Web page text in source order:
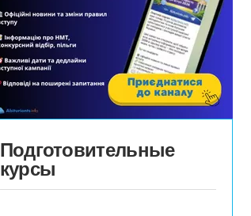
Подготовительные
курсы